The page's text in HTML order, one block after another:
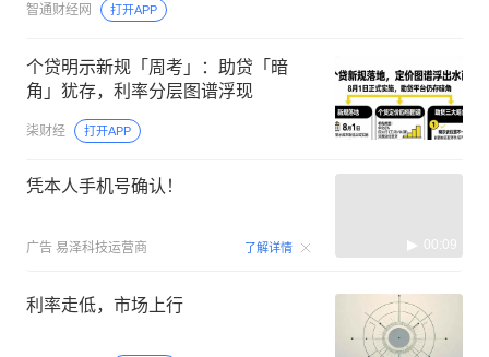
智通财经网 打开APP
个贷明示新规「周考」：助贷「暗
角」犹存，利率分层图谱浮现
柒财经 打开APP
凭本人手机号确认！
广告 易泽科技运营商 了解详情 00:09
利率走低，市场上行